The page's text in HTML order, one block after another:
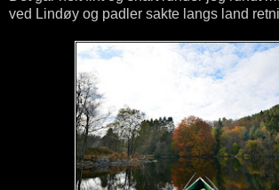
ved Lindøy og padler sakte langs land